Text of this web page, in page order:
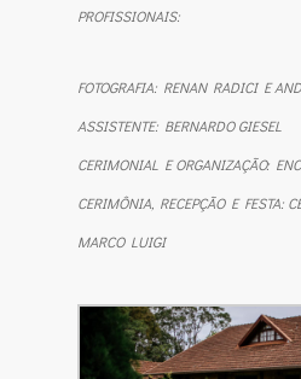
PROFISSIONAIS:
FOTOGRAFIA: RENAN RADICI E
ASSISTENTE: BERNARDO GIESEL
CERIMONIAL E ORGANIZAÇÃO:
CERIMÔNIA, RECEPÇÃO E FESTA:
MARCO LUIGI